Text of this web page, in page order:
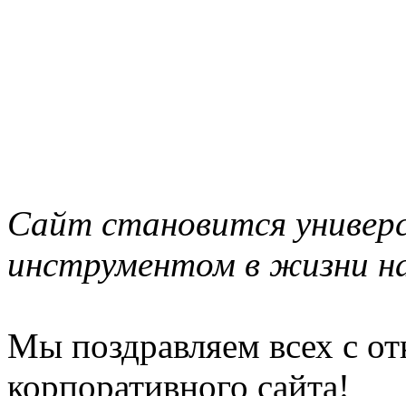
Сайт становится
инструментом в жизни
Мы поздравляем всех с
корпоративного сайта!